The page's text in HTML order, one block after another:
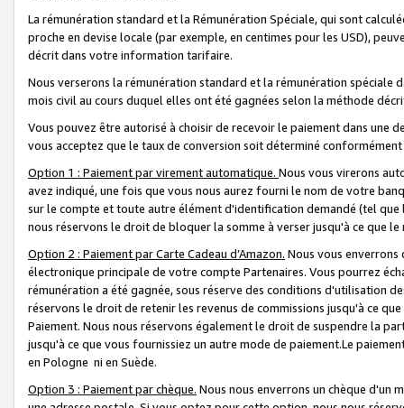
La rémunération standard et la Rémunération Spéciale, qui sont
proche en devise locale (par exemple, en centimes pour les USD),
décrit dans votre information tarifaire.
Nous verserons la rémunération standard et la rémunération spéciale
mois civil au cours duquel elles ont été gagnées selon la méthode
Vous pouvez être autorisé à choisir de recevoir le paiement dans une
vous acceptez que le taux de conversion soit déterminé
Option 1 : Paiement par virement automatique. Nous vous virerons
avez indiqué, une fois que vous nous aurez fourni le nom de votre
sur le compte et toute autre élément d'identification demandé (tel que
nous réservons le droit de bloquer la somme à verser jusqu'à ce que
Option 2 : Paiement par Carte Cadeau d’Amazon. Nous vous
électronique principale de votre compte Partenaires. Vous pourrez
rémunération a été gagnée, sous réserve des conditions d'utilisation
réservons le droit de retenir les revenus de commissions jusqu'à ce
Paiement. Nous nous réservons également le droit de suspendre la
jusqu'à ce que vous fournissiez un autre mode de paiement.Le
en Pologne ni en Suède.
Option 3 : Paiement par chèque. Nous nous enverrons un chèque d'un